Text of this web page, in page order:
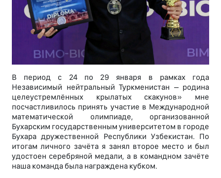
В период с 24 по 29 января в рамках года
Независимый нейтральный Туркменистан – родина
целеустремлённых крылатых скакунов» мне
посчастливилось принять участие в Международной
математической олимпиаде, организованной
Бухарским государственным университетом в городе
Бухара дружественной Республики Узбекистан. По
итогам личного зачёта я занял второе место и был
удостоен серебряной медали, а в командном зачёте
наша команда была награждена кубком.